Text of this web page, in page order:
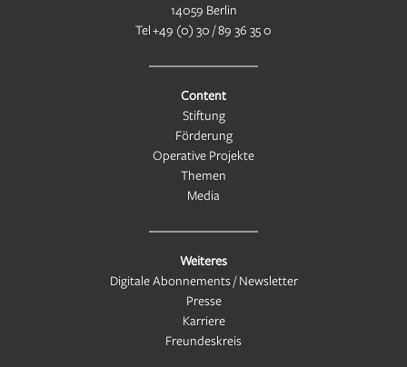
14059 Berlin
Tel+49 (0) 30 / 89 36 35 0
Content
Stiftung
Förderung
Operative Projekte
Themen
Media
Weiteres
Digitale Abonnements / Newsletter
Presse
Karriere
Freundeskreis